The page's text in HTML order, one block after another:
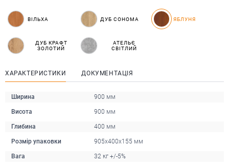
ВІЛЬХА ДУБ СОНОМА ЯБЛУНЯ
ДУБ КРАФТ
ЗОЛОТИЙ
АТЕЛЬЄ
СВІТЛИЙ
ХАРАКТЕРИСТИКИ ДОКУМЕНТАЦІЯ
Ширина 900 мм
Висота 900 мм
Глибина 400 мм
Розмір упаковки 905х400х155 мм
Вага 32 кг +/-5%